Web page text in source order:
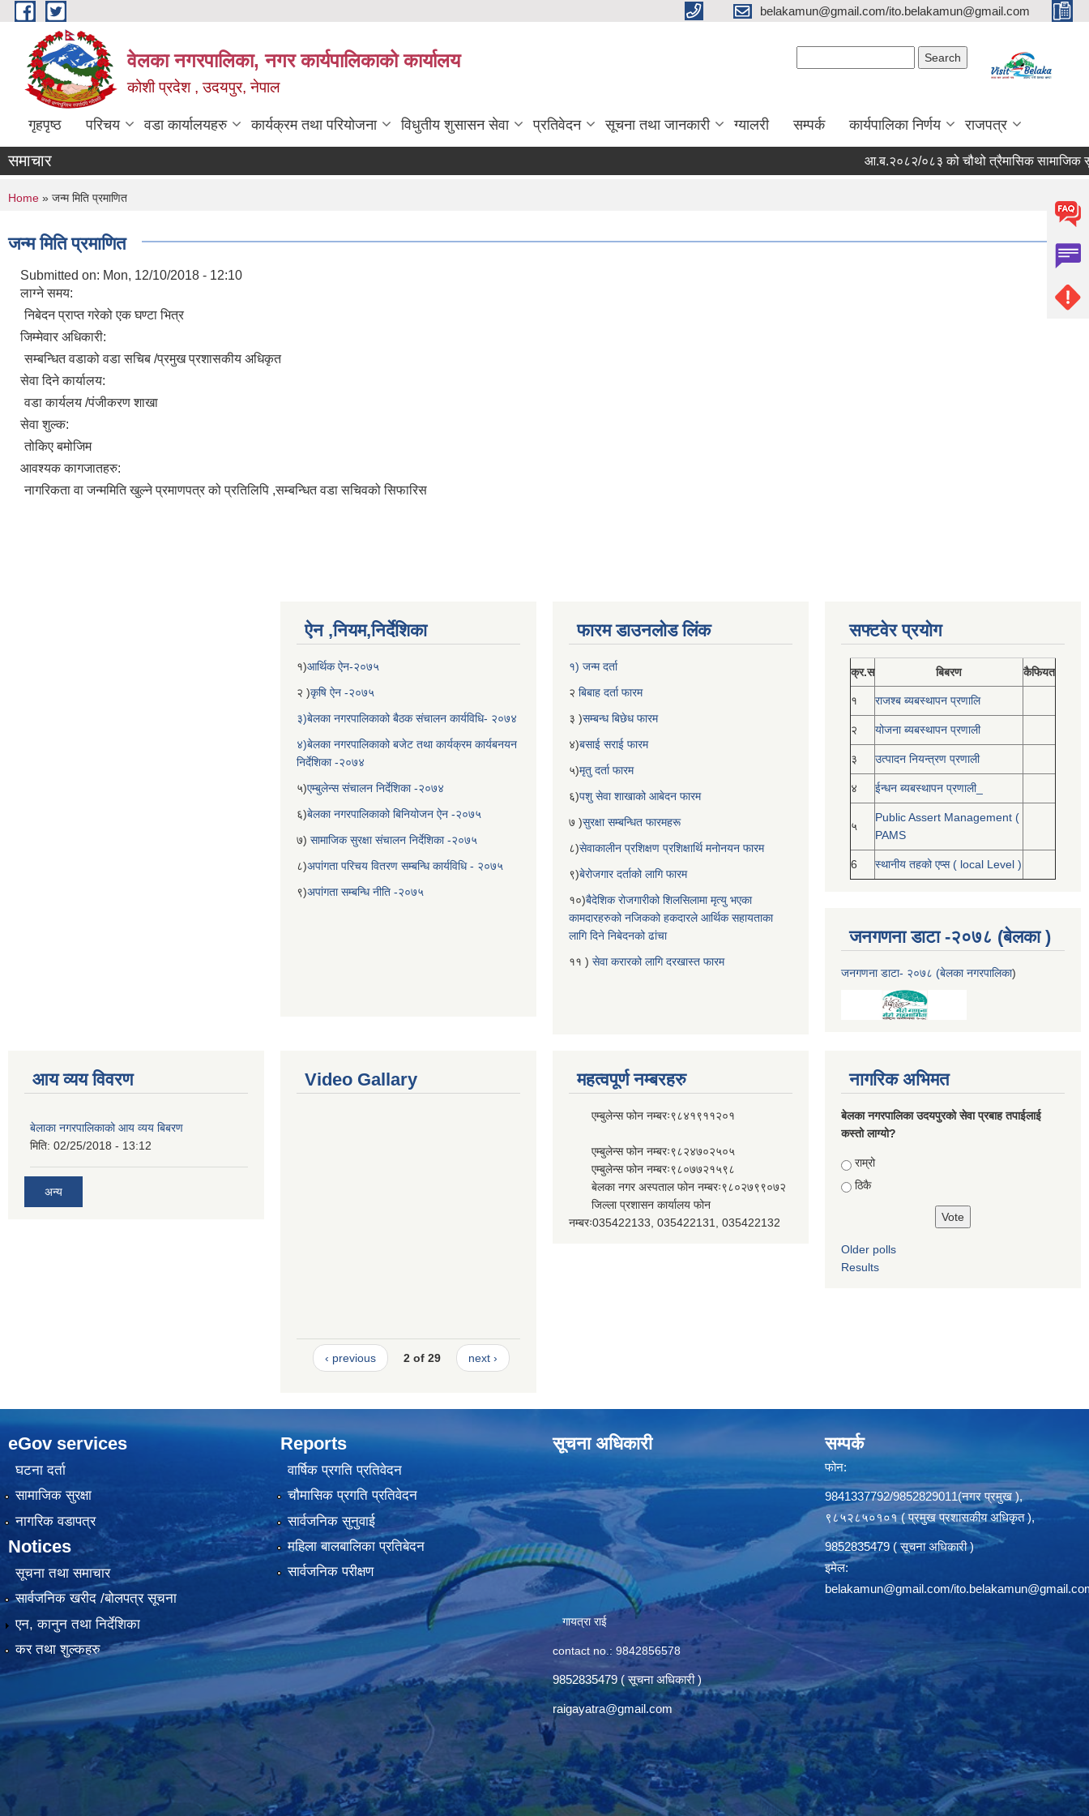
Skip to main content belakamun@gmail.com/ito.belakamun@gmail.com
वेलका नगरपालिका, नगर कार्यपालिकाको कार्यालय
कोशी प्रदेश , उदयपुर, नेपाल
गृहपृष्ठ परिचय वडा कार्यालयहरु कार्यक्रम तथा परियोजना विधुतीय शुसासन सेवा प्रतिवेदन सूचना तथा जानकारी ग्यालरी सम्पर्क कार्यपालिका निर्णय राजपत्र
समाचार आ.ब.२०८२/०८३ को चौथो त्रैमासिक सामाजिक सुरक्षा
You are here
Home » जन्म मिति प्रमाणित
जन्म मिति प्रमाणित
Submitted on: Mon, 12/10/2018 - 12:10
लाग्ने समय:
निबेदन प्राप्त गरेको एक घण्टा भित्र
जिम्मेवार अधिकारी:
सम्बन्धित वडाको वडा सचिब /प्रमुख प्रशासकीय अधिकृत
सेवा दिने कार्यालय:
वडा कार्यलय /पंजीकरण शाखा
सेवा शुल्क:
तोकिए बमोजिम
आवश्यक कागजातहरु:
नागरिकता वा जन्ममिति खुल्ने प्रमाणपत्र को प्रतिलिपि ,सम्बन्धित वडा सचिवको सिफारिस
ऐन ,नियम,निर्देशिका
१)आर्थिक ऐन-२०७५
२ )कृषि ऐन -२०७५
३)बेलका नगरपालिकाको बैठक संचालन कार्यविधि- २०७४
४)बेलका नगरपालिकाको बजेट तथा कार्यक्रम कार्यबनयन
निर्देशिका -२०७४
५)एम्बुलेन्स संचालन निर्देशिका -२०७४
६)बेलका नगरपालिकाको बिनियोजन ऐन -२०७५
७) सामाजिक सुरक्षा संचालन निर्देशिका -२०७५
८)अपांगता परिचय वितरण सम्बन्धि कार्यविधि - २०७५
९)अपांगता सम्बन्धि नीति -२०७५
फारम डाउनलोड लिंक
१) जन्म दर्ता
२ बिबाह दर्ता फारम
३ )सम्बन्ध बिछेध फारम
४)बसाई सराई फारम
५)मृतु दर्ता फारम
६)पशु सेवा शाखाको आबेदन फारम
७ )सुरक्षा सम्बन्धित फारमहरू
८)सेवाकालीन प्रशिक्षण प्रशिक्षार्थि मनोनयन फारम
९)बेरोजगार दर्ताको लागि फारम
१०)बैदेशिक रोजगारीको शिलसिलामा मृत्यु भएका
कामदारहरुको नजिकको हकदारले आर्थिक सहायताका
लागि दिने निबेदनको ढांचा
११ ) सेवा करारको लागि दरखास्त फारम
सफ्टवेर प्रयोग
क्र.स बिबरण कैफियत
१ राजश्ब ब्यबस्थापन प्रणालि
२ योजना ब्यबस्थापन प्रणाली
३ उत्पादन नियन्त्रण प्रणाली
४ ईन्धन ब्यबस्थापन प्रणाली_
५
Public Assert Management (
PAMS
6 स्थानीय तहको एप्स ( local Level )
जनगणना डाटा -२०७८ (बेलका )
जनगणना डाटा- २०७८ (बेलका नगरपालिका)
आय व्यय विवरण
बेलाका नगरपालिकाको आय व्यय बिबरण
मिति: 02/25/2018 - 13:12
अन्य
Video Gallary
‹ previous 2 of 29 next ›
महत्वपूर्ण नम्बरहरु
एम्बुलेन्स फोन नम्बरः९८४१९११२०१
एम्बुलेन्स फोन नम्बरः९८२४७०२५०५
एम्बुलेन्स फोन नम्बरः९८०७७२१५९८
बेलका नगर अस्पताल फोन नम्बरः९८०२७९९०७२
जिल्ला प्रशासन कार्यालय फोन
नम्बरः035422133, 035422131, 035422132
नागरिक अभिमत
बेलका नगरपालिका उदयपुरको सेवा प्रबाह तपाईलाई
कस्तो लाग्यो?
Choices
राम्रो
ठिकै
Older polls
Results
eGov services
घटना दर्ता
सामाजिक सुरक्षा
नागरिक वडापत्र
Notices
सूचना तथा समाचार
सार्वजनिक खरीद /बोलपत्र सूचना
एन, कानुन तथा निर्देशिका
कर तथा शुल्कहरु
Reports
वार्षिक प्रगति प्रतिवेदन
चौमासिक प्रगति प्रतिवेदन
सार्वजनिक सुनुवाई
महिला बालबालिका प्रतिबेदन
सार्वजनिक परीक्षण
सूचना अधिकारी
गायत्रा राई
contact no.: 9842856578
9852835479 ( सूचना अधिकारी )
raigayatra@gmail.com
सम्पर्क
फोन:
9841337792/9852829011(नगर प्रमुख ),
९८५२८५०१०१ ( प्रमुख प्रशासकीय अधिकृत ),
9852835479 ( सूचना अधिकारी )
इमेल:
belakamun@gmail.com/